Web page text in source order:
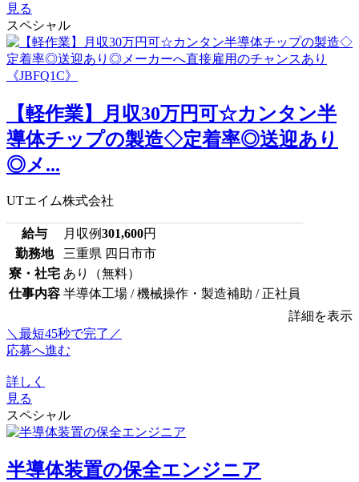
見る
スペシャル
【軽作業】月収30万円可☆カンタン半
導体チップの製造◇定着率◎送迎あり
◎メ...
UTエイム株式会社
給与 月収例301,600円
勤務地
三重県 四日市市
寮・社宅 あり（無料）
仕事内容 半導体工場 / 機械操作・製造補助 / 正社員
詳細を表示
＼最短45秒で完了／
応募へ進む
詳しく
見る
スペシャル
半導体装置の保全エンジニア